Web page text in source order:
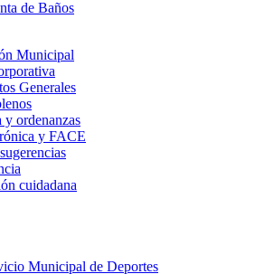
Municipal
Generales
ordenanzas
y FACE
cuidadana
Municipal de Deportes